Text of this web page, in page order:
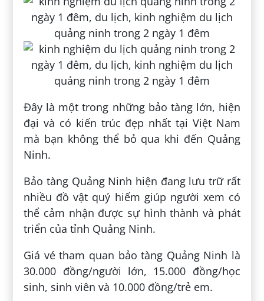
Đây là một trong những bảo tàng lớn, hiện
đại và có kiến trúc đẹp nhất tại Việt Nam
mà bạn không thể bỏ qua khi đến Quảng
Ninh.
Bảo tàng Quảng Ninh hiện đang lưu trữ rất
nhiều đồ vật quý hiếm giúp người xem có
thể cảm nhận được sự hình thành và phát
triển của tỉnh Quảng Ninh.
Giá vé tham quan bảo tàng Quảng Ninh là
30.000 đồng/người lớn, 15.000 đồng/học
sinh, sinh viên và 10.000 đồng/trẻ em.